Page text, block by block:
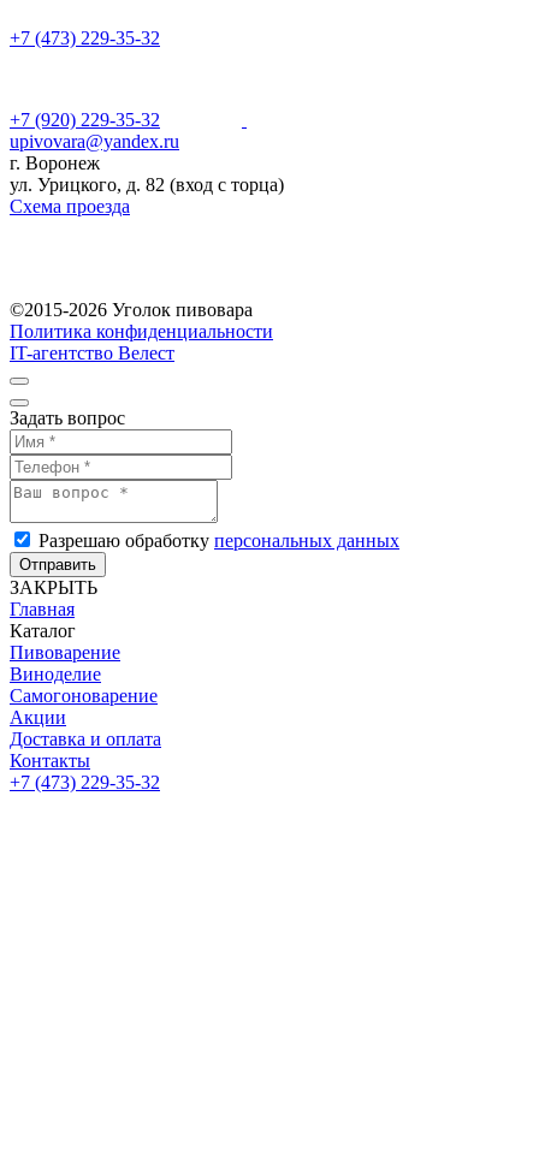
+7 (473) 229-35-32
+7 (920) 229-35-32
upivovara@yandex.ru
г. Воронеж
ул. Урицкого, д. 82 (вход с торца)
Схема проезда
©2015-2026 Уголок пивовара
Политика конфиденциальности
IT-агентство Велест
Задать вопрос
Разрешаю обработку персональных данных
Отправить
ЗАКРЫТЬ
Главная
Каталог
Пивоварение
Виноделие
Самогоноварение
Акции
Доставка и оплата
Контакты
+7 (473) 229-35-32